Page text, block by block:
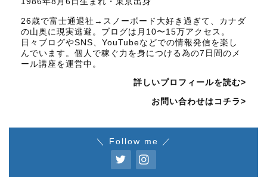
26歳で富士通退社→スノーボード大好き過ぎて、カナダ
の山奥に現実逃避。ブログは月10〜15万アクセス。
日々ブログやSNS、YouTubeなどでの情報発信を楽し
んでいます。個人で稼ぐ力を身につける為の7日間のメ
ール講座を運営中。
詳しいプロフィールを読む>
お問い合わせはコチラ>
＼ Follow me ／